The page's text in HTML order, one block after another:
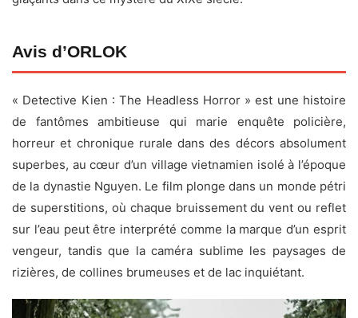
Pays :Vietnam
Avis d’ORLOK
« Detective Kien : The Headless Horror » est une histoire
de fantômes ambitieuse qui marie enquête policière,
horreur et chronique rurale dans des décors absolument
superbes, au cœur d’un village vietnamien isolé à l’époque
de la dynastie Nguyen. Le film plonge dans un monde pétri
de superstitions, où chaque bruissement du vent ou reflet
sur l’eau peut être interprété comme la marque d’un esprit
vengeur, tandis que la caméra sublime les paysages de
rizières, de collines brumeuses et de lac inquiétant.